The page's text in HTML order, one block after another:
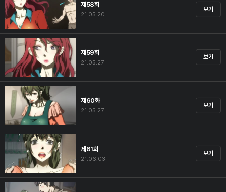
제58화
21.05.20
보기
제59화
21.05.27
보기
제60화
21.05.27
보기
제61화
21.06.03
보기